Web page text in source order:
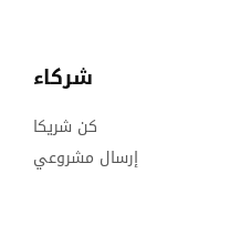
شركاء
كن شريكا
إرسال مشروعي